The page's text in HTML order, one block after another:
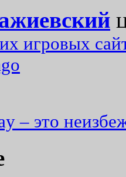
игровых
– это